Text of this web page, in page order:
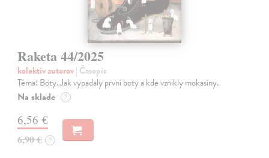
Raketa 44/2025
kolektív autorov| Časopis
Téma: Boty. Jak vypadaly první boty a kde vznikly mokasíny.
Na sklade ?
6,56 €
6,90 € ?